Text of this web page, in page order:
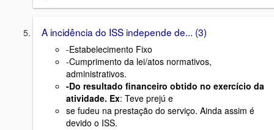
A incidência do ISS independe de... (3)
-Estabelecimento Fixo
-Cumprimento da lei/atos normativos,
administrativos.
-Do resultado financeiro obtido no exercício da
atividade. Ex: Teve prejú e
se fudeu na prestação do serviço. Ainda assim é
devido o ISS.